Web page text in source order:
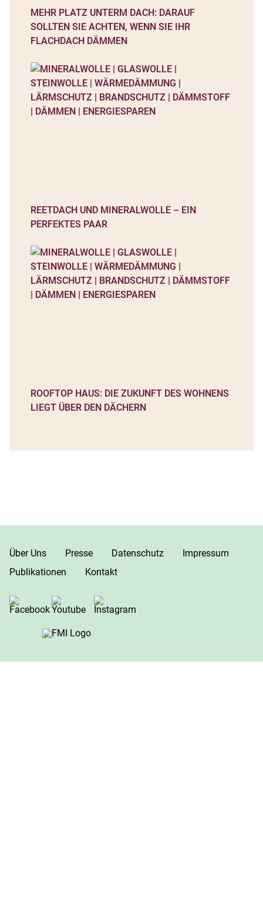
MEHR PLATZ UNTERM DACH: DARAUF
SOLLTEN SIE ACHTEN, WENN SIE IHR
FLACHDACH DÄMMEN
REETDACH UND MINERALWOLLE – EIN
PERFEKTES PAAR
ROOFTOP HAUS: DIE ZUKUNFT DES WOHNENS
LIEGT ÜBER DEN DÄCHERN
Über Uns Presse Datenschutz
Impressum
Publikationen
Kontakt